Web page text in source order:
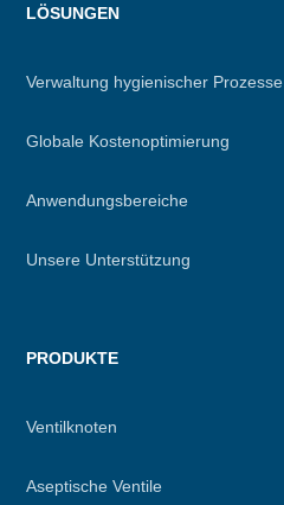
Menu
LÖSUNGEN
Verwaltung hygienischer Prozesse
Globale Kostenoptimierung
Anwendungsbereiche
Unsere Unterstützung
PRODUKTE
Ventilknoten
Aseptische Ventile